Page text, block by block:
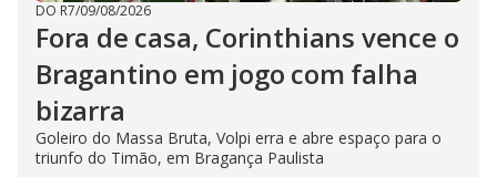
DO R7/09/08/2026
Fora de casa, Corinthians vence o
Bragantino em jogo com falha
bizarra
Goleiro do Massa Bruta, Volpi erra e abre espaço para o
triunfo do Timão, em Bragança Paulista